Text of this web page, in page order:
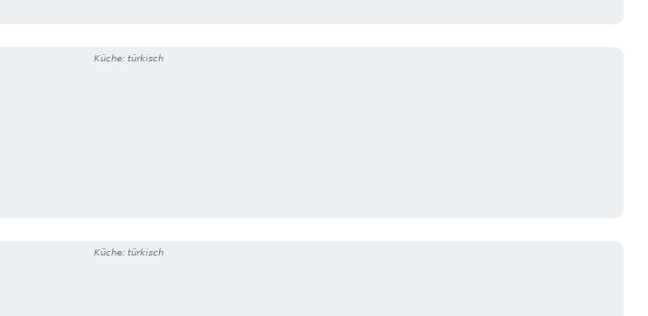
Küche: türkisch
Küche: türkisch